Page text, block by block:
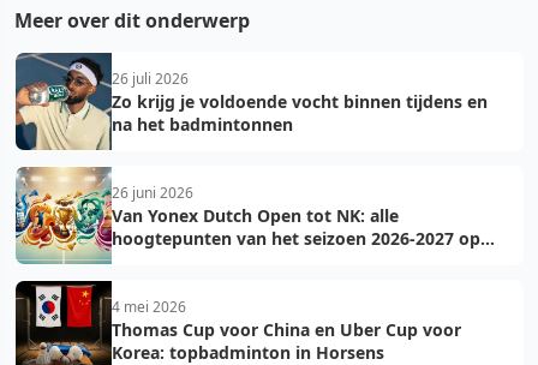
Meer over dit onderwerp
26 juli 2026
Zo krijg je voldoende vocht binnen tijdens en
na het badmintonnen
26 juni 2026
Van Yonex Dutch Open tot NK: alle
hoogtepunten van het seizoen 2026-2027 op
4 mei 2026
Thomas Cup voor China en Uber Cup voor
Korea: topbadminton in Horsens